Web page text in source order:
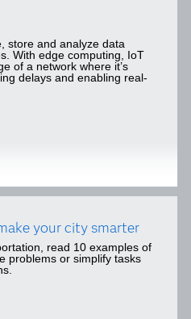
store and analyze data
With edge computing, IoT
of a network where it’s
delays and enabling real-
your city smarter
read 10 examples of
problems or simplify tasks